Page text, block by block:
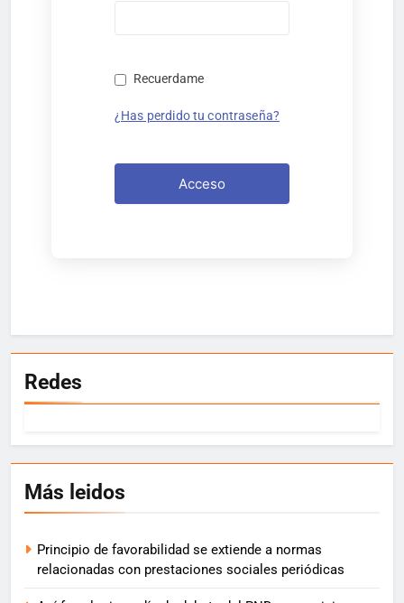
Recuerdame
¿Has perdido tu contraseña?
Acceso
Redes
Más leidos
Principio de favorabilidad se extiende a normas
relacionadas con prestaciones sociales periódicas